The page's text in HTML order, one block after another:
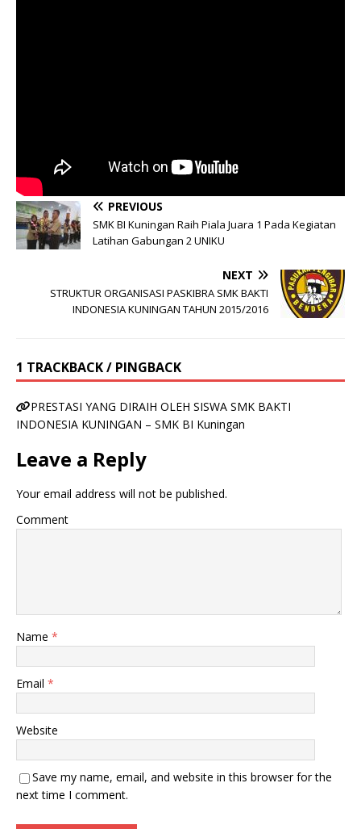
PREVIOUS
SMK BI Kuningan Raih Piala Juara 1 Pada Kegiatan
Latihan Gabungan 2 UNIKU
NEXT
STRUKTUR ORGANISASI PASKIBRA SMK BAKTI
INDONESIA KUNINGAN TAHUN 2015/2016
1 TRACKBACK / PINGBACK
PRESTASI YANG DIRAIH OLEH SISWA SMK BAKTI
INDONESIA KUNINGAN – SMK BI Kuningan
Leave a Reply
Your email address will not be published.
Comment
Name *
Email *
Website
Save my name, email, and website in this browser for the
next time I comment.